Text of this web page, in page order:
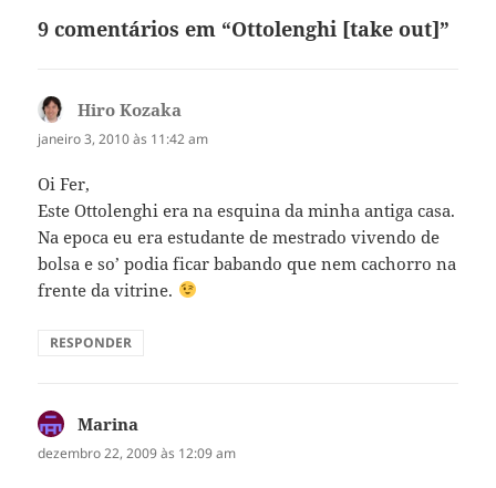
9 comentários em “Ottolenghi [take out]”
Hiro Kozaka
janeiro 3, 2010 às 11:42 am
Oi Fer,
Este Ottolenghi era na esquina da minha antiga casa.
Na epoca eu era estudante de mestrado vivendo de
bolsa e so’ podia ficar babando que nem cachorro na
frente da vitrine.
RESPONDER
Marina
dezembro 22, 2009 às 12:09 am